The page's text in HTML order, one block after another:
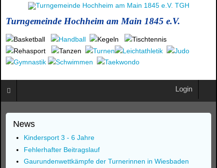
Turngemeinde Hochheim am Main 1845 e.V.
Login
News
Kindersport 3 - 6 Jahre
Fehlerhafter Beitragslauf
Gaurundenwettkämpfe der Turnerinnen in Wiesbaden